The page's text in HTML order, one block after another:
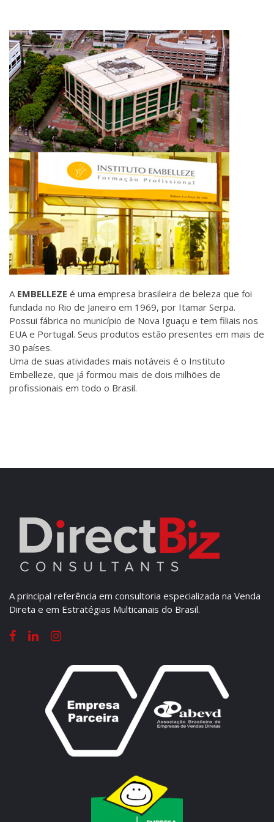
A EMBELLEZE é uma empresa brasileira de beleza que foi
fundada no Rio de Janeiro em 1969, por Itamar Serpa.
Possui fábrica no município de Nova Iguaçu e tem filiais nos
EUA e Portugal. Seus produtos estão presentes em mais de
30 países.
Uma de suas atividades mais notáveis é o Instituto
Embelleze, que já formou mais de dois milhões de
profissionais em todo o Brasil.
A principal referência em consultoria especializada na Venda
Direta e em Estratégias Multicanais do Brasil.